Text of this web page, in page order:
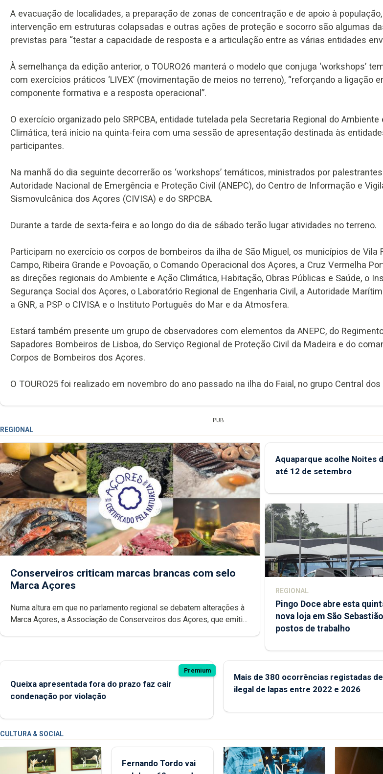
A evacuação de localidades, a preparação de zonas de concentração e de apoio à
intervenção em estruturas colapsadas e outras ações de proteção e socorro são algumas
previstas para “testar a capacidade de resposta e a articulação entre as várias entidades
À semelhança da edição anterior, o TOURO26 manterá o modelo que conjuga ‘workshops’
com exercícios práticos ‘LIVEX’ (movimentação de meios no terreno), “reforçando a ligação
componente formativa e a resposta operacional”.
O exercício organizado pelo SRPCBA, entidade tutelada pela Secretaria Regional do Ambiente
Climática, terá início na quinta-feira com uma sessão de apresentação destinada às
participantes.
Na manhã do dia seguinte decorrerão os ‘workshops’ temáticos, ministrados por
Autoridade Nacional de Emergência e Proteção Civil (ANEPC), do Centro de Informação e
Sismovulcânica dos Açores (CIVISA) e do SRPCBA.
Durante a tarde de sexta-feira e ao longo do dia de sábado terão lugar atividades no terreno.
Participam no exercício os corpos de bombeiros da ilha de São Miguel, os municípios de Vila
Campo, Ribeira Grande e Povoação, o Comando Operacional dos Açores, a Cruz Vermelha
as direções regionais do Ambiente e Ação Climática, Habitação, Obras Públicas e Saúde, o
Segurança Social dos Açores, o Laboratório Regional de Engenharia Civil, a Autoridade
a GNR, a PSP o CIVISA e o Instituto Português do Mar e da Atmosfera.
Estará também presente um grupo de observadores com elementos da ANEPC, do
Sapadores Bombeiros de Lisboa, do Serviço Regional de Proteção Civil da Madeira e do
Corpos de Bombeiros dos Açores.
O TOURO25 foi realizado em novembro do ano passado na ilha do Faial, no grupo Central dos
PUB
REGIONAL
Conserveiros criticam marcas brancas com selo
Marca Açores
Numa altura em que no parlamento regional se debatem alterações à
Marca Açores, a Associação de Conserveiros dos Açores, que emitiu
Aquaparque acolhe Noites
até 12 de setembro
REGIONAL
Pingo Doce abre esta
nova loja em São
postos de trabalho
Premium
Queixa apresentada fora do prazo faz cair
condenação por violação
Mais de 380 ocorrências registadas
ilegal de lapas entre 2022 e 2026
CULTURA & SOCIAL
Fernando Tordo vai